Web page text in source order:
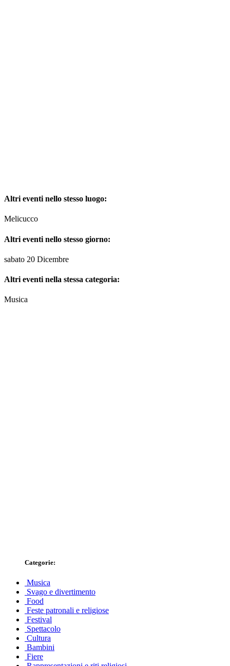
Altri eventi nello stesso luogo:
Melicucco
Altri eventi nello stesso giorno:
sabato 20 Dicembre
Altri eventi nella stessa categoria:
Musica
Categorie:
Musica
Svago e divertimento
Food
Feste patronali e religiose
Festival
Spettacolo
Cultura
Bambini
Fiere